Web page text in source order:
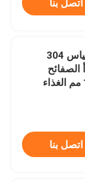
اتصل بنا
16 15 مقياس 14 مقياس 304
الصفائح
المعدنية 5 مم 8 مم 1 مم الغذاء
اتصل بنا